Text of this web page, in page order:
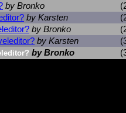
by Bronko
by Karsten
by Bronko
by Karsten
by Bronko